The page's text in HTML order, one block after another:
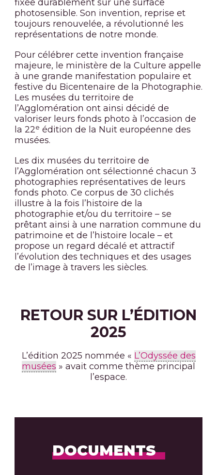
fixée durablement sur une surface
photosensible. Son invention, reprise et
toujours renouvelée, a révolutionné les
représentations de notre monde.
Pour célébrer cette invention française
majeure, le ministère de la Culture appelle
à une grande manifestation populaire et
festive du Bicentenaire de la Photographie.
Les musées du territoire de
l’Agglomération ont ainsi décidé de
valoriser leurs fonds photo à l’occasion de
la 22e édition de la Nuit européenne des
musées.
Les dix musées du territoire de
l’Agglomération ont sélectionné chacun 3
photographies représentatives de leurs
fonds photo. Ce corpus de 30 clichés
illustre à la fois l’histoire de la
photographie et/ou du territoire – se
prêtant ainsi à une narration commune du
patrimoine et de l’histoire locale – et
propose un regard décalé et attractif
l’évolution des techniques et des usages
de l’image à travers les siècles.
RETOUR SUR L’ÉDITION
2025
L’édition 2025 nommée « L’Odyssée des
musées » avait comme thème principal
l’espace.
DOCUMENTS